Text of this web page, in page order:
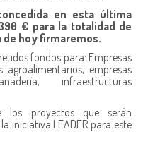
en esta última
€ para la totalidad de
de hoy firmaremos.
fondos para: Empresas
empresas
infraestructuras
los proyectos que serán
iniciativa LEADER para este